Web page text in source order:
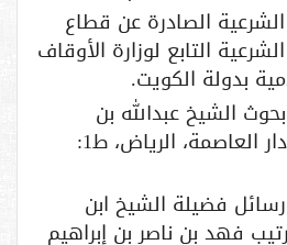
الصادرة عن قطاع
التابع لوزارة الأوقاف
بدولة الكويت.
الشيخ عبدالله بن
سليمان المنيع، دار العاصمة، الرياض، ط1:
فضيلة الشيخ ابن
فهد بن ناصر بن إبراهيم